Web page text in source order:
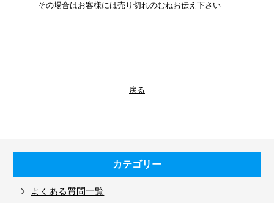
その場合はお客様には売り切れのむねお伝え下さい
｜ 戻る ｜
カテゴリー
よくある質問一覧